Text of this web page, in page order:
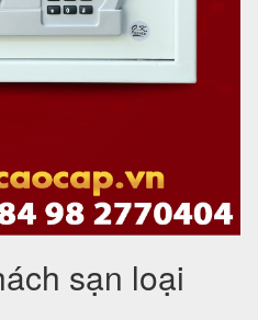
sạn loại